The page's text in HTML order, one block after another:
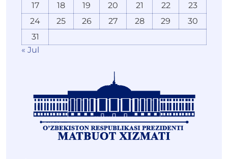
17
18 19 20 21 22
23
24
25 26 27 28 29
30
31
« Jul